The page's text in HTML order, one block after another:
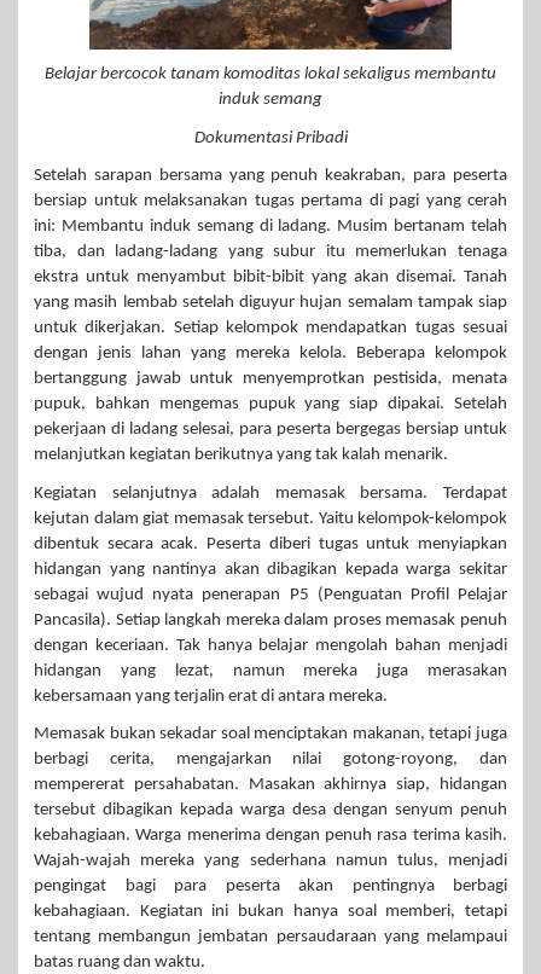
Belajar bercocok tanam komoditas lokal sekaligus membantu
induk semang
Dokumentasi Pribadi
Setelah sarapan bersama yang penuh keakraban, para peserta
bersiap untuk melaksanakan tugas pertama di pagi yang cerah
ini: Membantu induk semang di ladang. Musim bertanam telah
tiba, dan ladang-ladang yang subur itu memerlukan tenaga
ekstra untuk menyambut bibit-bibit yang akan disemai. Tanah
yang masih lembab setelah diguyur hujan semalam tampak siap
untuk dikerjakan. Setiap kelompok mendapatkan tugas sesuai
dengan jenis lahan yang mereka kelola. Beberapa kelompok
bertanggung jawab untuk menyemprotkan pestisida, menata
pupuk, bahkan mengemas pupuk yang siap dipakai. Setelah
pekerjaan di ladang selesai, para peserta bergegas bersiap untuk
melanjutkan kegiatan berikutnya yang tak kalah menarik.
Kegiatan selanjutnya adalah memasak bersama. Terdapat
kejutan dalam giat memasak tersebut. Yaitu kelompok-kelompok
dibentuk secara acak. Peserta diberi tugas untuk menyiapkan
hidangan yang nantinya akan dibagikan kepada warga sekitar
sebagai wujud nyata penerapan P5 (Penguatan Profil Pelajar
Pancasila). Setiap langkah mereka dalam proses memasak penuh
dengan keceriaan. Tak hanya belajar mengolah bahan menjadi
hidangan yang lezat, namun mereka juga merasakan
kebersamaan yang terjalin erat di antara mereka.
Memasak bukan sekadar soal menciptakan makanan, tetapi juga
berbagi cerita, mengajarkan nilai gotong-royong, dan
mempererat persahabatan. Masakan akhirnya siap, hidangan
tersebut dibagikan kepada warga desa dengan senyum penuh
kebahagiaan. Warga menerima dengan penuh rasa terima kasih.
Wajah-wajah mereka yang sederhana namun tulus, menjadi
pengingat bagi para peserta akan pentingnya berbagi
kebahagiaan. Kegiatan ini bukan hanya soal memberi, tetapi
tentang membangun jembatan persaudaraan yang melampaui
batas ruang dan waktu.